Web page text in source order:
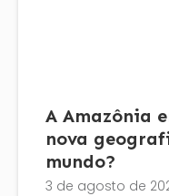
A Amazônia
nova
mundo?
3 de agosto de